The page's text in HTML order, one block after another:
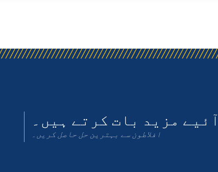
آئیے مزید بات کرتے ہیں۔
افلاطون سے بہترین حل حاصل کریں۔